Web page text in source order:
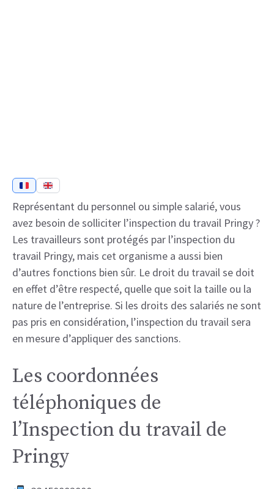
Représentant du personnel ou simple salarié, vous
avez besoin de solliciter l’inspection du travail Pringy ?
Les travailleurs sont protégés par l’inspection du
travail Pringy, mais cet organisme a aussi bien
d’autres fonctions bien sûr. Le droit du travail se doit
en effet d’être respecté, quelle que soit la taille ou la
nature de l’entreprise. Si les droits des salariés ne sont
pas pris en considération, l’inspection du travail sera
en mesure d’appliquer des sanctions.
Les coordonnées
téléphoniques de
l’Inspection du travail de
Pringy